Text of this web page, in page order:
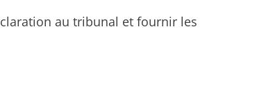
au tribunal et fournir les